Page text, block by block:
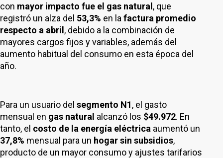
con mayor impacto fue el gas natural , que
registró un alza del 53,3% en la factura promedio
respecto a abril , debido a la combinación de
mayores cargos fijos y variables, además del
aumento habitual del consumo en esta época del
año.
Para un usuario del segmento N1, el gasto
mensual en gas natural alcanzó los $49.972. En
tanto, el costo de la energía eléctrica aumentó un
37,8% mensual para un hogar sin subsidios,
producto de un mayor consumo y ajustes tarifarios